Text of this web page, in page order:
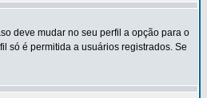
deve mudar no seu perfil a opção para o
só é permitida a usuários registrados. Se